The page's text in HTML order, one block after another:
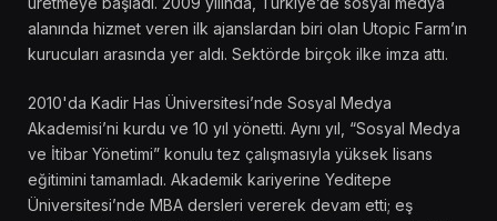
alanında hizmet veren ilk ajanslardan biri olan Utopic Farm’ın
kurucuları arasında yer aldı. Sektörde birçok ilke imza attı.
2010'da Kadir Has Üniversitesi’nde Sosyal Medya
Akademisi’ni kurdu ve 10 yıl yönetti. Aynı yıl, “Sosyal Medya
ve İtibar Yönetimi” konulu tez çalışmasıyla yüksek lisans
eğitimini tamamladı. Akademik kariyerine Yeditepe
Üniversitesi’nde MBA dersleri vererek devam etti; eş